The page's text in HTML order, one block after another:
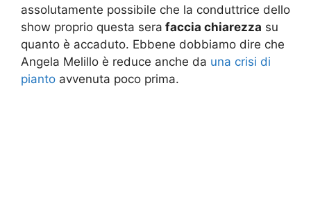
assolutamente possibile che la conduttrice dello
show proprio questa sera faccia chiarezza su
quanto è accaduto. Ebbene dobbiamo dire che
Angela Melillo è reduce anche da una crisi di
pianto avvenuta poco prima.